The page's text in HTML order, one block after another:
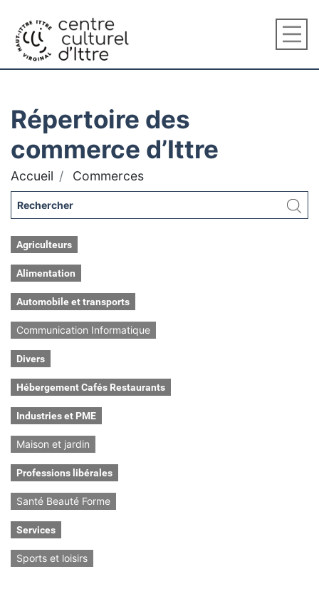
Répertoire des
commerce d’Ittre
Accueil Commerces
Agriculteurs
Alimentation
Automobile et transports
Communication Informatique
Divers
Hébergement Cafés Restaurants
Industries et PME
Maison et jardin
Professions libérales
Santé Beauté Forme
Services
Sports et loisirs